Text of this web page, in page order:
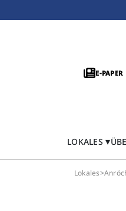
E-PAPER
LOKALES
Lokales>